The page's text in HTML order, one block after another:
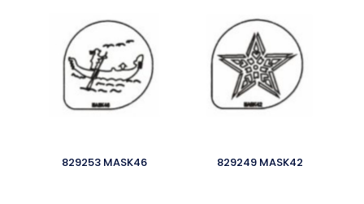
829253 MASK46 829249 MASK42